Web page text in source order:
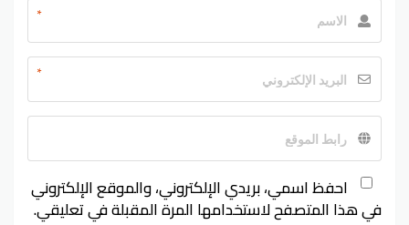
*
*
احفظ اسمي، بريدي الإلكتروني، والموقع الإلكتروني
في هذا المتصفح لاستخدامها المرة المقبلة في تعليقي.